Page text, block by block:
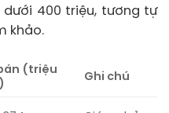
400 triệu, tương tự
khảo.
(triệu
Ghi chú